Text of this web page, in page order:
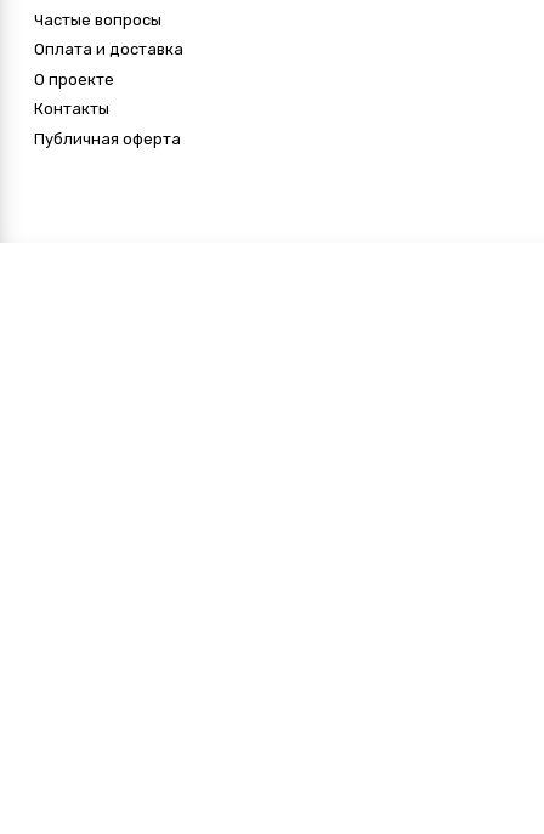
Частые вопросы
Оплата и доставка
О проекте
Контакты
Публичная оферта